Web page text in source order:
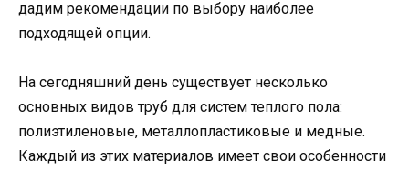
дадим рекомендации по выбору наиболее
подходящей опции.
На сегодняшний день существует несколько
основных видов труб для систем теплого пола:
полиэтиленовые, металлопластиковые и медные.
Каждый из этих материалов имеет свои особенности